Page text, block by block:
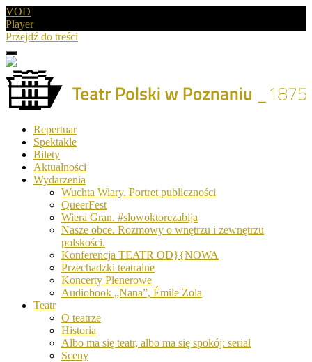
VOD
Player
Przejdź do treści
Menu
Drugie
logo
Teatr
Polski
Poznaniu
Repertuar
Spektakle
Bilety
Aktualności
Wydarzenia
Wuchta Wiary. Portret publiczności
QueerFest
Wiera Gran. #slowoktorezabija
Nasze obce. Rozmowy o wnętrzu i zewnętrzu
polskości.
Konferencja TEATR OD}{NOWA
Przechadzki teatralne
Koncerty Plenerowe
Audiobook „Nana”, Émile Zola
Teatr
O teatrze
Historia
Albo ma się teatr, albo ma się spokój: serial
Sceny